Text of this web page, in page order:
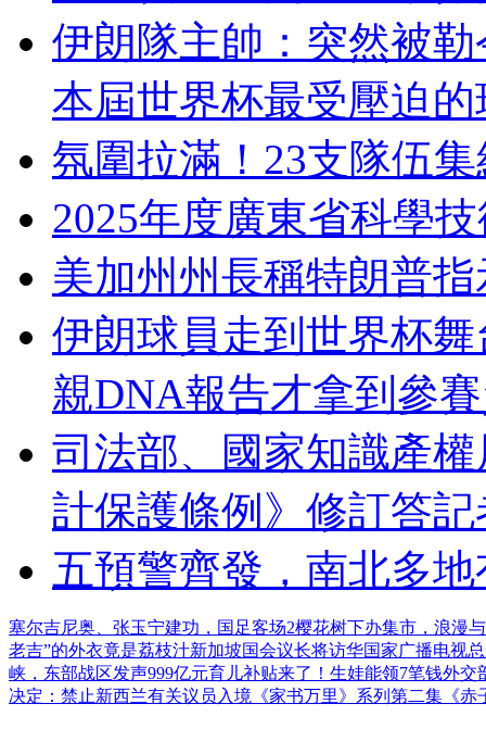
伊朗隊主帥：突然被
本屆世界杯最受壓迫的
氛圍拉滿！23支隊伍
2025年度廣東省科學
美加州州長稱特朗普
伊朗球員走到世界杯
親DNA報告才拿到參
司法部、國家知識產
計保護條例》修訂答記
五預警齊發，南北多
塞尔吉尼奥、张玉宁建功，国足客场2樱花树下办集市，浪漫
老吉”的外衣竟是荔枝汁新加坡国会议长将访华国家广播电视
峡，东部战区发声999亿元育儿补贴来了！生娃能领7笔钱外交
决定：禁止新西兰有关议员入境 《家书万里》系列第二集《赤